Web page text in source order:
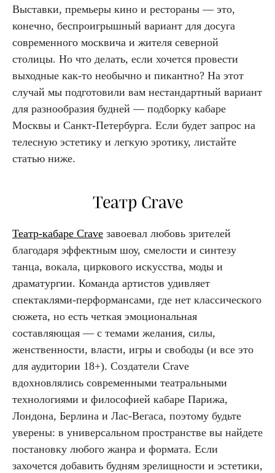
Выставки, премьеры кино и рестораны — это,
конечно, беспроигрышный вариант для досуга
современного москвича и жителя северной
столицы. Но что делать, если хочется провести
выходные как-то необычно и пикантно? На этот
случай мы подготовили вам нестандартный вариант
для разнообразия будней — подборку кабаре
Москвы и Санкт-Петербурга. Если будет запрос на
телесную эстетику и легкую эротику, листайте
статью ниже.
Театр Crave
Театр-кабаре Crave завоевал любовь зрителей
благодаря эффектным шоу, смелости и синтезу
танца, вокала, циркового искусства, моды и
драматургии. Команда артистов удивляет
спектаклями-перформансами, где нет классического
сюжета, но есть четкая эмоциональная
составляющая — с темами желания, силы,
женственности, власти, игры и свободы (и все это
для аудитории 18+). Создатели Crave
вдохновлялись современными театральными
технологиями и философией кабаре Парижа,
Лондона, Берлина и Лас-Вегаса, поэтому будьте
уверены: в универсальном пространстве вы найдете
постановку любого жанра и формата. Если
захочется добавить будням зрелищности и эстетики,